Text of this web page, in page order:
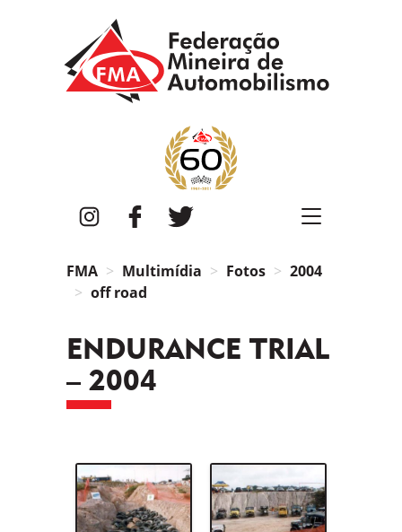
InstagramFacebook
FMA Multimídia Fotos
2004
off road
ENDURANCE TRIAL
– 2004